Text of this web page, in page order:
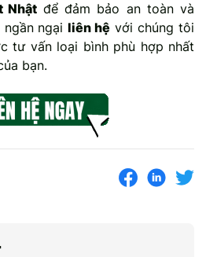
Nhậtđể đảm bảo an toàn và
ngần ngạiliên hệ với chúng tôi
tư vấn loại bình phù hợp nhất
bạn.